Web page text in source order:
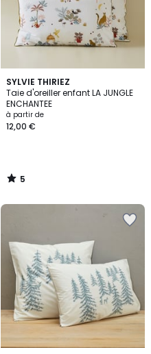
SYLVIE THIRIEZ
Taie d'oreiller enfant LA JUNGLE
ENCHANTEE
à partir de
12,00 €
5
/
5
5
/